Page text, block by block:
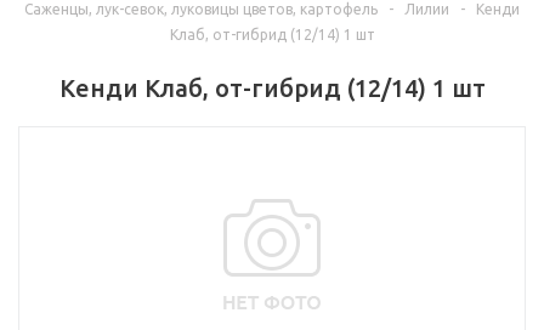
Саженцы, лук-севок, луковицы цветов, картофель
- Лилии -
Кенди
Клаб, от-гибрид (12/14) 1 шт
Кенди Клаб, от-гибрид (12/14) 1 шт